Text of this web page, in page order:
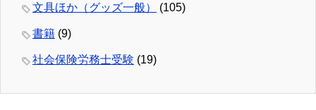
文具ほか（グッズ一般） (105)
書籍 (9)
社会保険労務士受験 (19)